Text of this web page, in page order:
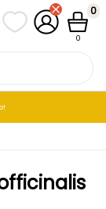
As minhas listas
A minha
0
0